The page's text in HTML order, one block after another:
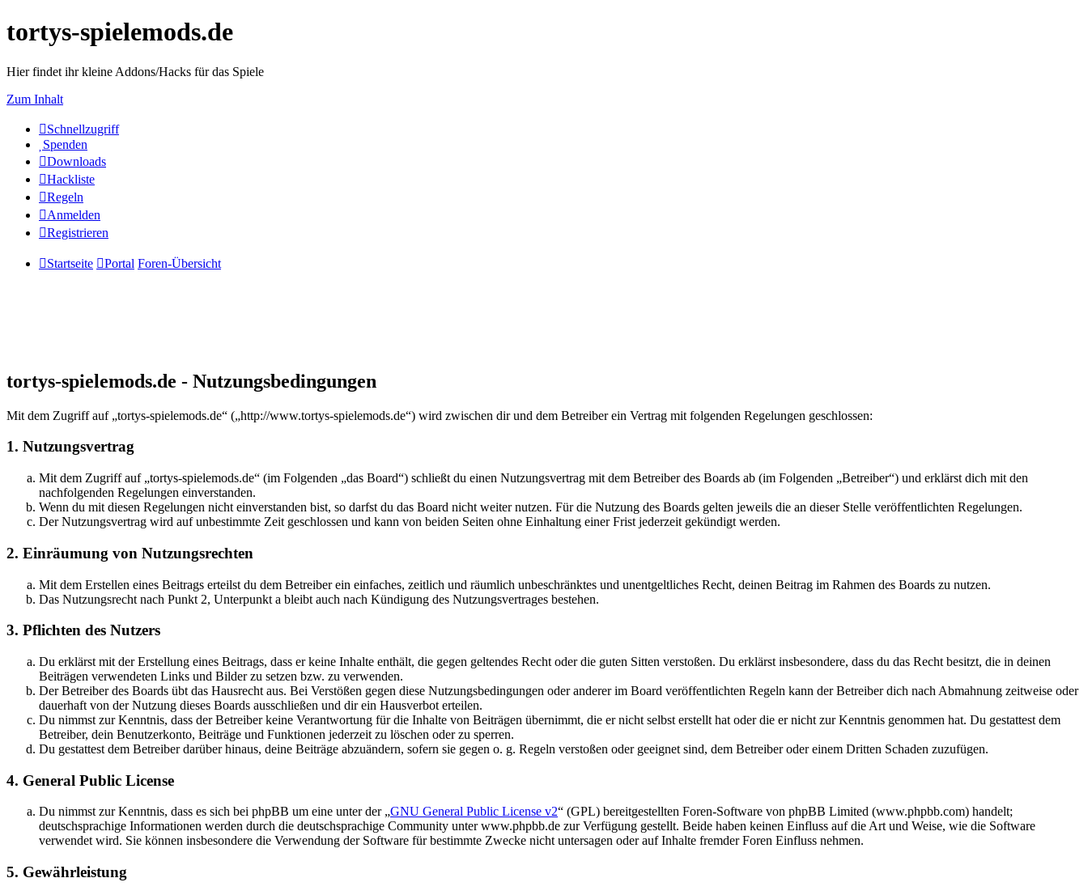
tortys-spielemods.de
Hier findet ihr kleine Addons/Hacks für das Spiele
Zum Inhalt
Schnellzugriff
Spenden
Downloads
Hackliste
Regeln
Anmelden
Registrieren
Startseite Portal Foren-Übersicht
tortys-spielemods.de - Nutzungsbedingungen
Mit dem Zugriff auf „tortys-spielemods.de“ („http://www.tortys-spielemods.de“) wird zwischen dir und dem Betreiber ein Vertrag mit folgenden Regelungen geschlossen:
1. Nutzungsvertrag
Mit dem Zugriff auf „tortys-spielemods.de“ (im Folgenden „das Board“) schließt du einen Nutzungsvertrag mit dem Betreiber des Boards ab (im Folgenden „Betreiber“) und erklärst dich mit den
nachfolgenden Regelungen einverstanden.
Wenn du mit diesen Regelungen nicht einverstanden bist, so darfst du das Board nicht weiter nutzen. Für die Nutzung des Boards gelten jeweils die an dieser Stelle veröffentlichten Regelungen.
Der Nutzungsvertrag wird auf unbestimmte Zeit geschlossen und kann von beiden Seiten ohne Einhaltung einer Frist jederzeit gekündigt werden.
2. Einräumung von Nutzungsrechten
Mit dem Erstellen eines Beitrags erteilst du dem Betreiber ein einfaches, zeitlich und räumlich unbeschränktes und unentgeltliches Recht, deinen Beitrag im Rahmen des Boards zu nutzen.
Das Nutzungsrecht nach Punkt 2, Unterpunkt a bleibt auch nach Kündigung des Nutzungsvertrages bestehen.
3. Pflichten des Nutzers
Du erklärst mit der Erstellung eines Beitrags, dass er keine Inhalte enthält, die gegen geltendes Recht oder die guten Sitten verstoßen. Du erklärst insbesondere, dass du das Recht besitzt, die in deinen
Beiträgen verwendeten Links und Bilder zu setzen bzw. zu verwenden.
Der Betreiber des Boards übt das Hausrecht aus. Bei Verstößen gegen diese Nutzungsbedingungen oder anderer im Board veröffentlichten Regeln kann der Betreiber dich nach Abmahnung zeitweise oder
dauerhaft von der Nutzung dieses Boards ausschließen und dir ein Hausverbot erteilen.
Du nimmst zur Kenntnis, dass der Betreiber keine Verantwortung für die Inhalte von Beiträgen übernimmt, die er nicht selbst erstellt hat oder die er nicht zur Kenntnis genommen hat. Du gestattest dem
Betreiber, dein Benutzerkonto, Beiträge und Funktionen jederzeit zu löschen oder zu sperren.
Du gestattest dem Betreiber darüber hinaus, deine Beiträge abzuändern, sofern sie gegen o. g. Regeln verstoßen oder geeignet sind, dem Betreiber oder einem Dritten Schaden zuzufügen.
4. General Public License
Du nimmst zur Kenntnis, dass es sich bei phpBB um eine unter der „GNU General Public License v2“ (GPL) bereitgestellten Foren-Software von phpBB Limited (www.phpbb.com) handelt;
deutschsprachige Informationen werden durch die deutschsprachige Community unter www.phpbb.de zur Verfügung gestellt. Beide haben keinen Einfluss auf die Art und Weise, wie die Software
verwendet wird. Sie können insbesondere die Verwendung der Software für bestimmte Zwecke nicht untersagen oder auf Inhalte fremder Foren Einfluss nehmen.
5. Gewährleistung